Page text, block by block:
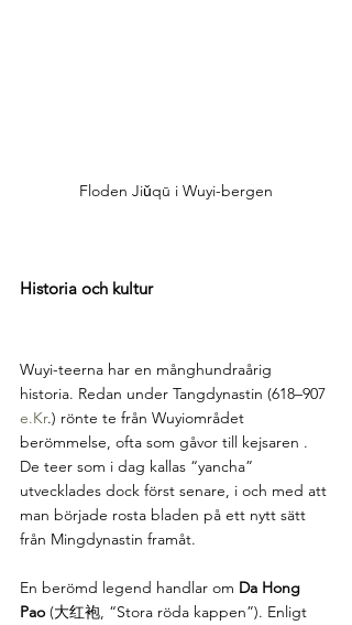
Floden Jiǔqū i Wuyi-bergen
Historia och kultur
Wuyi-teerna har en månghundraårig
historia. Redan under Tangdynastin (618–907
e.Kr.) rönte te från Wuyiområdet
berömmelse, ofta som gåvor till kejsaren .
De teer som i dag kallas “yancha”
utvecklades dock först senare, i och med att
man började rosta bladen på ett nytt sätt
från Mingdynastin framåt.
En berömd legend handlar om Da Hong
Pao (大红袍, “Stora röda kappen”). Enligt